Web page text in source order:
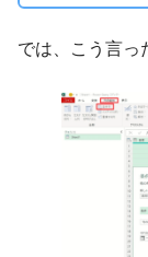
では、こう言っ